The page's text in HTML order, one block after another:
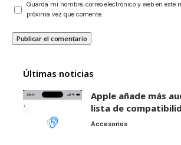
Guarda mi nombre, correo electrónico y web en este
próxima vez que comente.
Últimas noticias
Apple añade más
lista de
Accesorios